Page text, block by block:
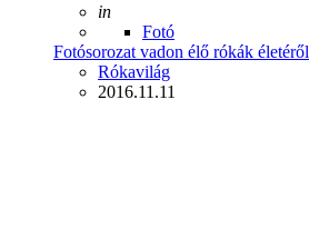
Posted
in
Fotó
Fotósorozat vadon élő rókák életéről
Posted
Rókavilág
2016.11.11